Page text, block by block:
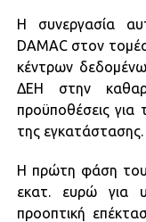
Η συνεργασία
DAMAC στον
κέντρων
ΔΕΗ στην
προϋποθέσεις για
της εγκατάστασης.
Η πρώτη φάση του
εκατ. ευρώ για
προοπτική